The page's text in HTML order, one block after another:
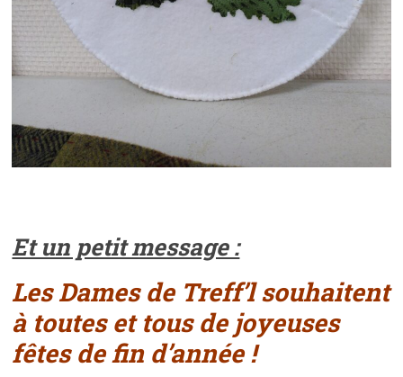
Et un petit message :
Les Dames de Treff’l souhaitent
à toutes et tous de joyeuses
fêtes de fin d’année !